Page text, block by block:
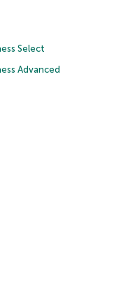
Select
Advanced